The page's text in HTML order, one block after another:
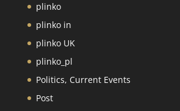
plinko
plinko in
plinko UK
plinko_pl
Politics, Current Events
Post